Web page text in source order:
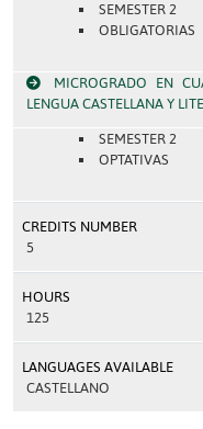
SEMESTER 2
OBLIGATORIAS
MICROGRADO EN
LENGUA CASTELLANA Y
SEMESTER 2
OPTATIVAS
CREDITS NUMBER
5
HOURS
125
LANGUAGES AVAILABLE
CASTELLANO